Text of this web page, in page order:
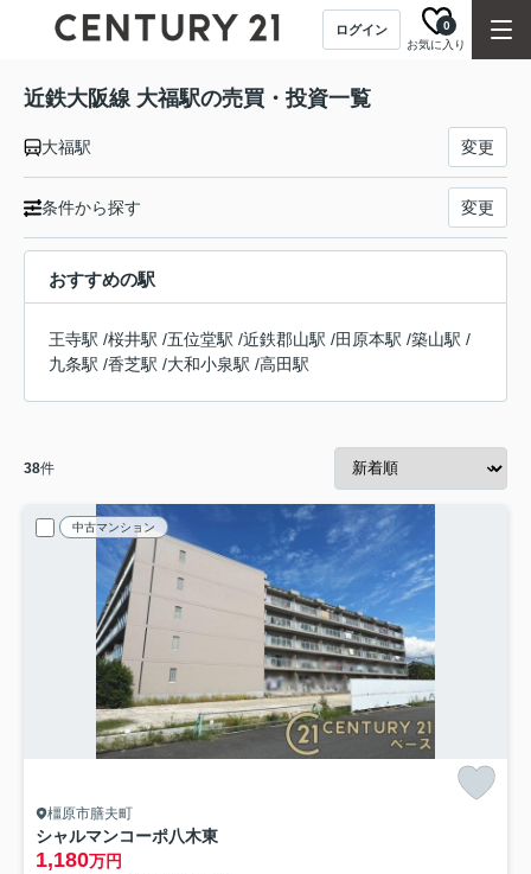
ログイン
お気に入り
0
近鉄大阪線 大福駅の売買・投資一覧
大福駅 変更
条件から探す 変更
おすすめの駅
王寺駅 /桜井駅 /五位堂駅 /近鉄郡山駅 /田原本駅 /築山駅 /
九条駅 /香芝駅 /大和小泉駅 /高田駅
38件
中古マンション
橿原市膳夫町
シャルマンコーポ八木東
1,180万円